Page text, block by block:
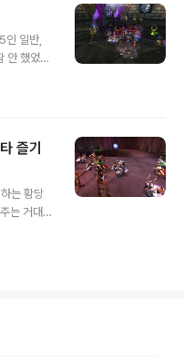
볍게 승...
단이 기
게 갖고
패는 저
인 일반,
안 했었구
즐기
는 황당
는 거대한
연설해서
마치고
심장부 인